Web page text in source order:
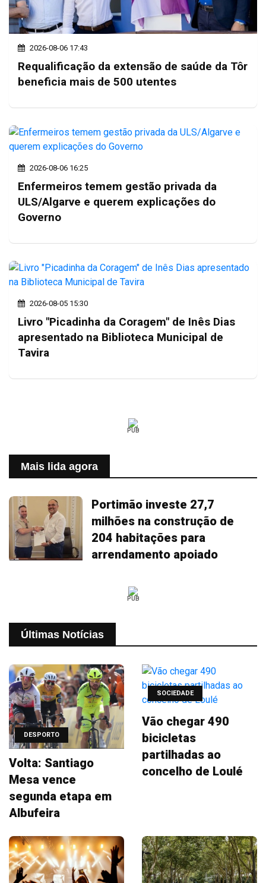
2026-08-06 17:43
Requalificação da extensão de saúde da Tôr
beneficia mais de 500 utentes
2026-08-06 16:25
Enfermeiros temem gestão privada da
ULS/Algarve e querem explicações do
Governo
2026-08-05 15:30
Livro "Picadinha da Coragem" de Inês Dias
apresentado na Biblioteca Municipal de
Tavira
PUB
Mais lida agora
Portimão investe 27,7
milhões na construção de
204 habitações para
arrendamento apoiado
PUB
Últimas Notícias
DESPORTO
Volta: Santiago
Mesa vence
segunda etapa em
Albufeira
SOCIEDADE
Vão chegar 490
bicicletas
partilhadas ao
concelho de Loulé